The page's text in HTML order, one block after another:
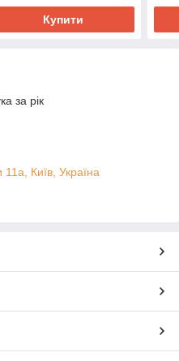
Купити
за рік
Київ, Україна